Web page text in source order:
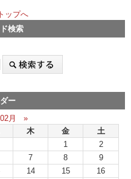
ップへ
検索
ー
月
»
木 金
土
1
2
7 8
9
14 15
16